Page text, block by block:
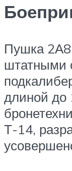
Пушка
штатными
длиной до
Т-14,